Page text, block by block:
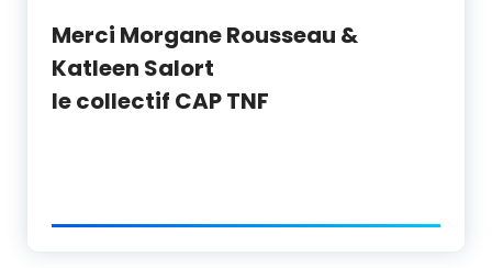
Merci Morgane Rousseau &
Katleen Salort
le collectif CAP TNF